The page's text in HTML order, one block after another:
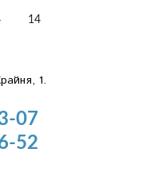
14
1.
07
52